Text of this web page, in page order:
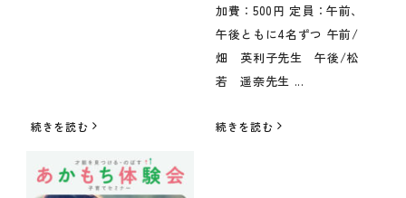
続きを読む
加費：500円 定員：午前、
午後ともに4名ずつ 午前/
畑 英利子先生 午後/松
若 遥奈先生 ...
続きを読む